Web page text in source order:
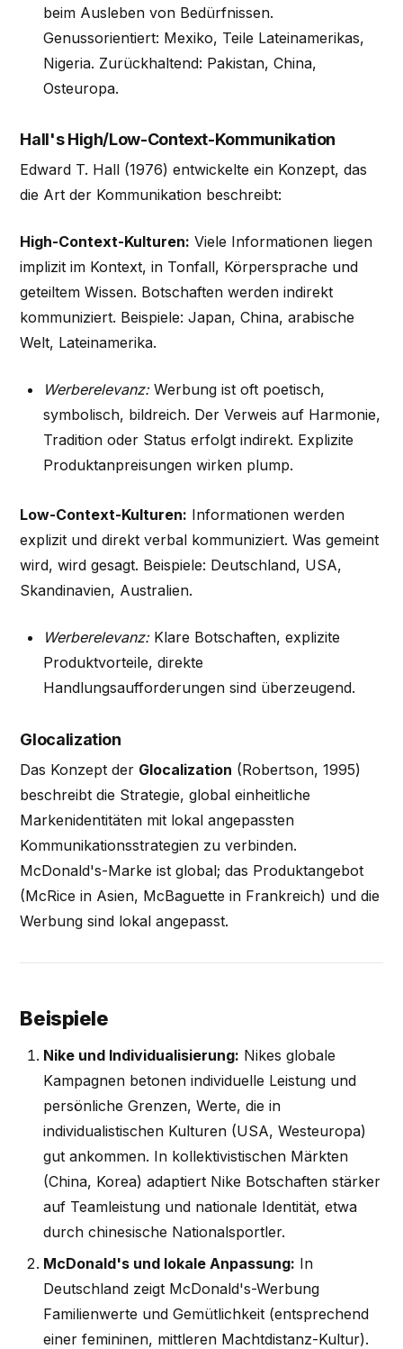
beim Ausleben von Bedürfnissen.
Genussorientiert: Mexiko, Teile Lateinamerikas,
Nigeria. Zurückhaltend: Pakistan, China,
Osteuropa.
Hall's High/Low-Context-Kommunikation
Edward T. Hall (1976) entwickelte ein Konzept, das
die Art der Kommunikation beschreibt:
High-Context-Kulturen: Viele Informationen liegen
implizit im Kontext, in Tonfall, Körpersprache und
geteiltem Wissen. Botschaften werden indirekt
kommuniziert. Beispiele: Japan, China, arabische
Welt, Lateinamerika.
Werberelevanz:Werbung ist oft poetisch,
symbolisch, bildreich. Der Verweis auf Harmonie,
Tradition oder Status erfolgt indirekt. Explizite
Produktanpreisungen wirken plump.
Low-Context-Kulturen: Informationen werden
explizit und direkt verbal kommuniziert. Was gemeint
wird, wird gesagt. Beispiele: Deutschland, USA,
Skandinavien, Australien.
Werberelevanz:Klare Botschaften, explizite
Produktvorteile, direkte
Handlungsaufforderungen sind überzeugend.
Glocalization
Das Konzept der Glocalization (Robertson, 1995)
beschreibt die Strategie, global einheitliche
Markenidentitäten mit lokal angepassten
Kommunikationsstrategien zu verbinden.
McDonald's-Marke ist global; das Produktangebot
(McRice in Asien, McBaguette in Frankreich) und die
Werbung sind lokal angepasst.
Beispiele
Nike und Individualisierung: Nikes globale
Kampagnen betonen individuelle Leistung und
persönliche Grenzen, Werte, die in
individualistischen Kulturen (USA, Westeuropa)
gut ankommen. In kollektivistischen Märkten
(China, Korea) adaptiert Nike Botschaften stärker
auf Teamleistung und nationale Identität, etwa
durch chinesische Nationalsportler.
McDonald's und lokale Anpassung: In
Deutschland zeigt McDonald's-Werbung
Familienwerte und Gemütlichkeit (entsprechend
einer femininen, mittleren Machtdistanz-Kultur).